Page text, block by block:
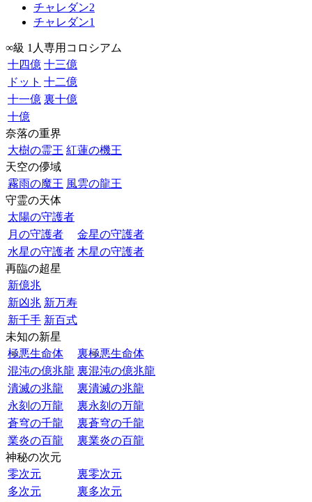
チャレダン2
チャレダン1
∞級 1人専用コロシアム
十四億 十三億
ドット 十二億
十一億 裏十億
十億
奈落の重界
大樹の霊王 紅蓮の機王
天空の儚域
霧雨の魔王 風雲の龍王
守霊の天体
太陽の守護者
月の守護者
金星の守護者
水星の守護者 木星の守護者
再臨の超星
新億兆
新凶兆 新万寿
新千手 新百式
未知の新星
極悪生命体
裏極悪生命体
混沌の億兆龍 裏混沌の億兆龍
潰滅の兆龍
裏潰滅の兆龍
永刻の万龍
裏永刻の万龍
蒼穹の千龍
裏蒼穹の千龍
業炎の百龍
裏業炎の百龍
神秘の次元
零次元
裏零次元
多次元
裏多次元